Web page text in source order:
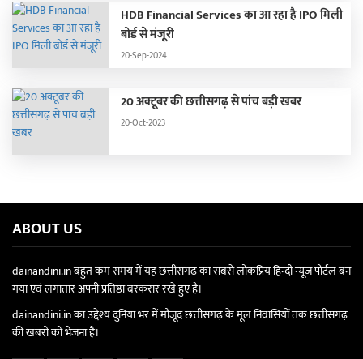
HDB Financial Services का आ रहा है IPO मिली
बोर्ड से मंजूरी
20-Sep-2024
20 अक्टूबर की छत्तीसगढ़ से पांच बड़ी खबर
20-Oct-2023
ABOUT US
dainandini.in बहुत कम समय में यह छत्तीसगढ़ का सबसे लोकप्रिय हिन्दी न्यूज पोर्टल बन
गया एवं लगातार अपनी प्रतिष्ठा बरकरार रखे हुए है।
dainandini.in का उद्देश्य दुनिया भर में मौजूद छत्तीसगढ़ के मूल निवासियों तक छत्तीसगढ़
की खबरों को भेजना है।